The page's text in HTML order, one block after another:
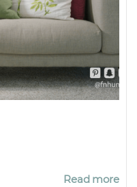
Read more